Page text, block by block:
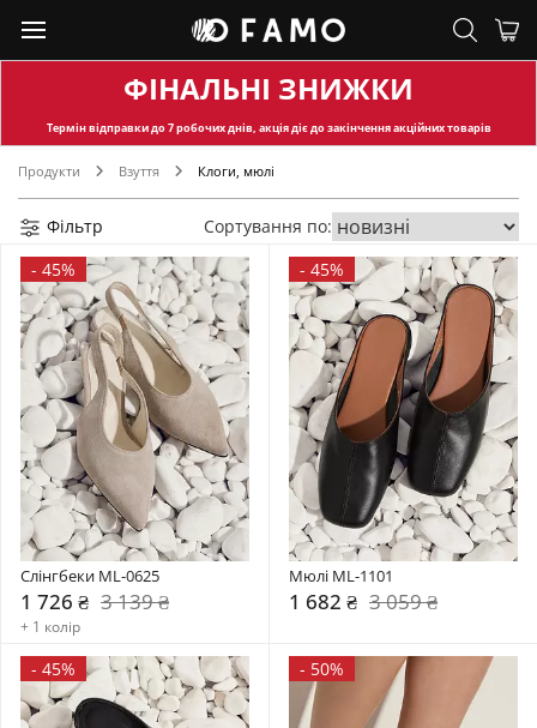
ФІНАЛЬНІ ЗНИЖКИ
Термін відправкидо 7 робочих днів, акція діє до закінчення акційних товарів
Продукти Взуття Клоги, мюлі
Фільтр
Сортування по:
- 45%
Слінгбеки ML-0625
1 726 ₴ 3 139 ₴
+ 1 колір
- 45%
Мюлі ML-1101
1 682 ₴ 3 059 ₴
- 45% - 50%